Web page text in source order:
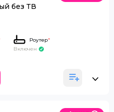
без ТВ
Роутер*
Включен